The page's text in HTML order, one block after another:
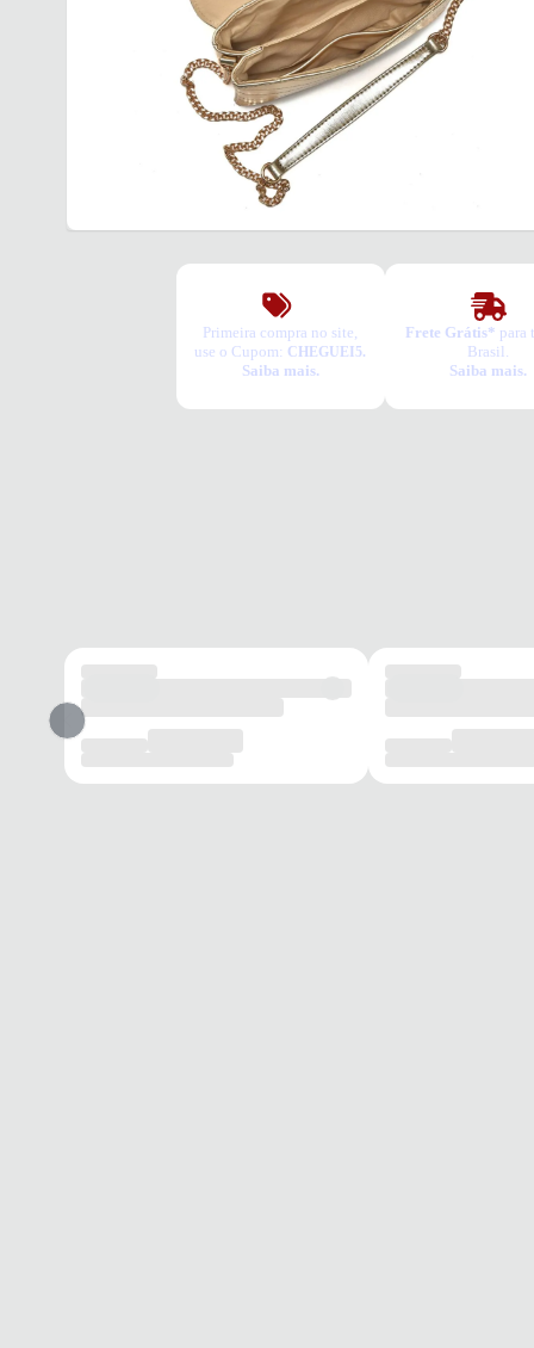
Primeira compra no site,
use o Cupom: CHEGUEI5.
Saiba mais.
Frete Grátis* para
Brasil.
Saiba mais.